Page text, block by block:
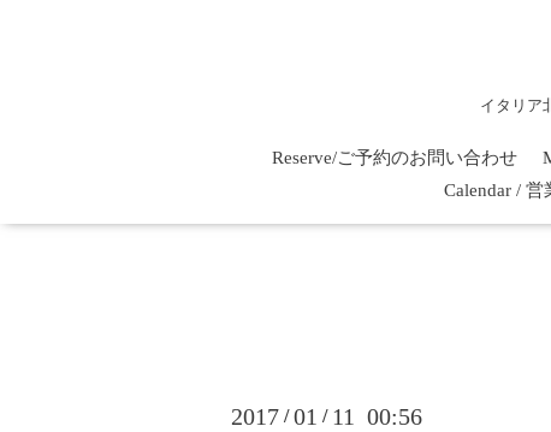
イタリア
Reserve/ご予約のお問い合わせ
Calendar /
2017 /01 / 11 00:56